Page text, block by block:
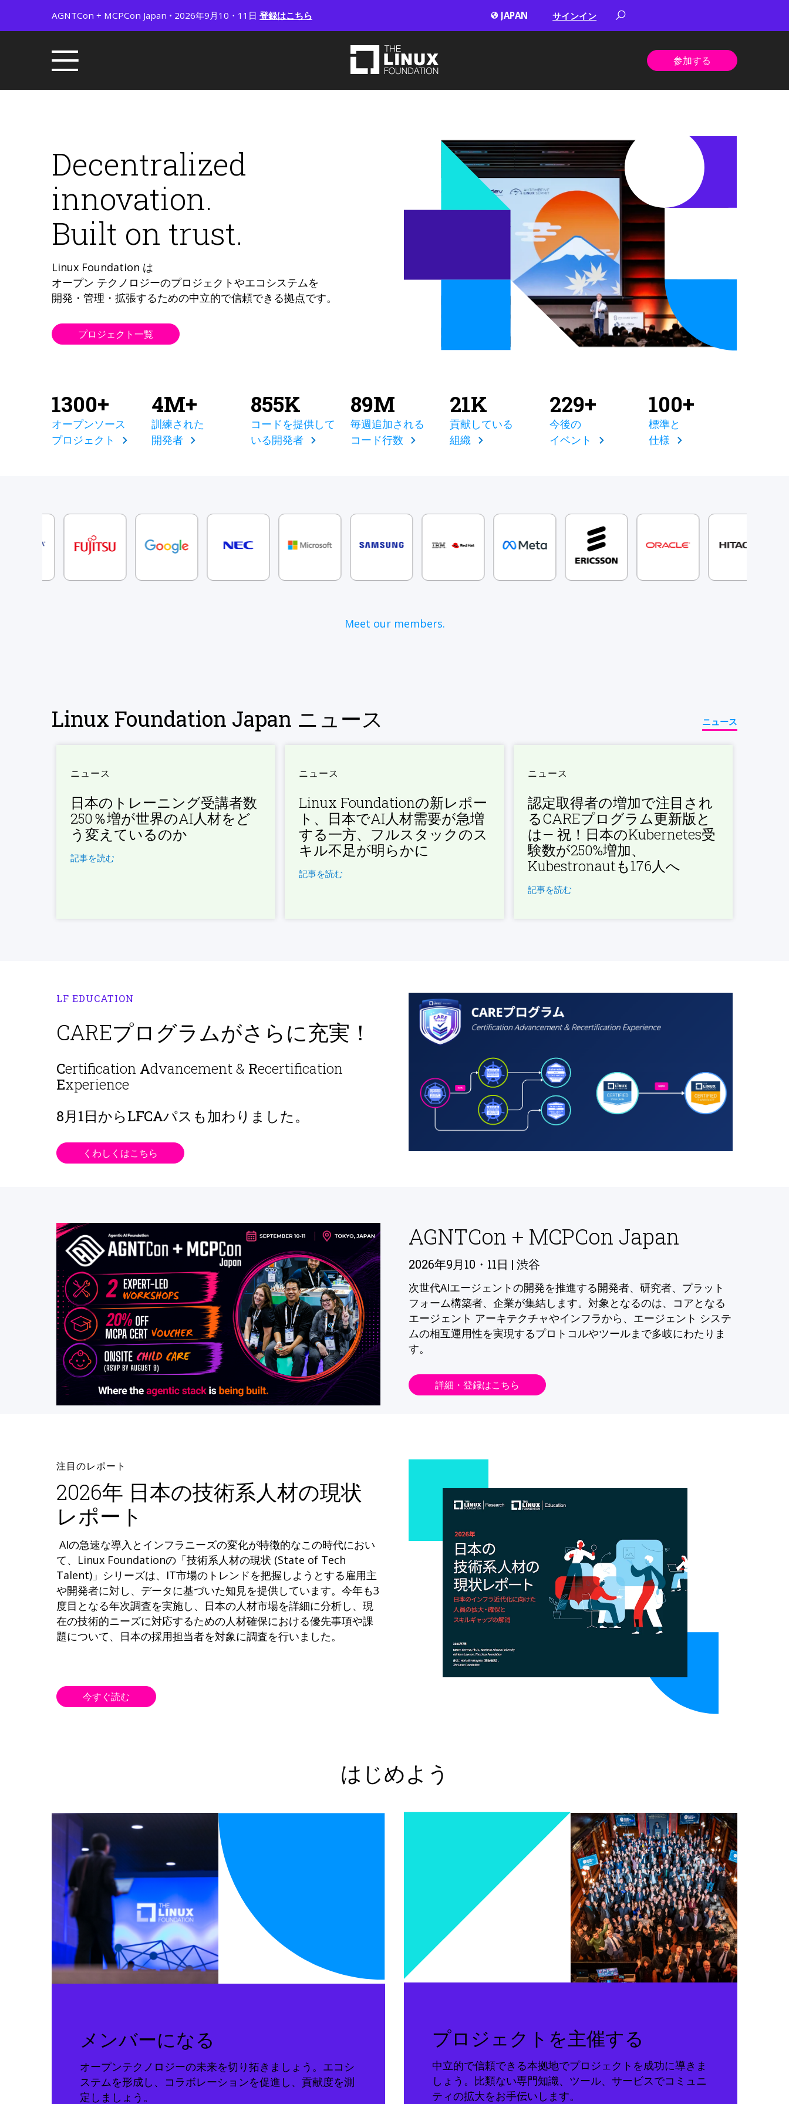
AGNTCon + MCPCon Japan • 2026年9月10・11日 登録はこちら サインイン
参加する
Decentralized
innovation.
Built on trust.
Linux Foundation は
オープン テクノロジーのプロジェクトやエコシステムを
開発・管理・拡張するための中立的で信頼できる拠点です。
プロジェクト一覧
1300+
オープンソース
プロジェクト
4M+
訓練された
開発者
855K
コードを提供して
いる開発者
89M
毎週追加される
コード行数
21K
貢献している
組織
229+
今後の
イベント
100+
標準と
仕様
Meet our members.
Linux Foundation Japan ニュース ニュース
ニュース
日本のトレーニング受講者数
250％増が世界のAI人材をど
う変えているのか
記事を読む
ニュース
Linux Foundationの新レポー
ト、日本でAI人材需要が急増
する一方、フルスタックのス
キル不足が明らかに
記事を読む
ニュース
認定取得者の増加で注目され
るCAREプログラム更新版と
は— 祝！日本のKubernetes受
験数が250%増加、
Kubestronautも176人へ
記事を読む
LF EDUCATION
CAREプログラムがさらに充実！
Certification Advancement & Recertification
Experience
8月1日からLFCAパスも加わりました。
くわしくはこちら
AGNTCon + MCPCon Japan
2026年9月10・11日 | 渋谷
次世代AIエージェントの開発を推進する開発者、研究者、プラット
フォーム構築者、企業が集結します。対象となるのは、コアとなる
エージェント アーキテクチャやインフラから、エージェント システ
ムの相互運用性を実現するプロトコルやツールまで多岐にわたりま
す。
詳細・登録はこちら
注目のレポート
2026年 日本の技術系人材の現状
レポート
AIの急速な導入とインフラニーズの変化が特徴的なこの時代におい
て、Linux Foundationの「技術系人材の現状 (State of Tech
Talent)」シリーズは、IT市場のトレンドを把握しようとする雇用主
や開発者に対し、データに基づいた知見を提供しています。今年も3
度目となる年次調査を実施し、日本の人材市場を詳細に分析し、現
在の技術的ニーズに対応するための人材確保における優先事項や課
題について、日本の採用担当者を対象に調査を行いました。
今すぐ読む
はじめよう
メンバーになる
オープンテクノロジーの未来を切り拓きましょう。エコシ
ステムを形成し、コラボレーションを促進し、貢献度を測
定しましょう。
プロジェクトを主催する
中立的で信頼できる本拠地でプロジェクトを成功に導きま
しょう。比類ない専門知識、ツール、サービスでコミュニ
ティの拡大をお手伝いします。